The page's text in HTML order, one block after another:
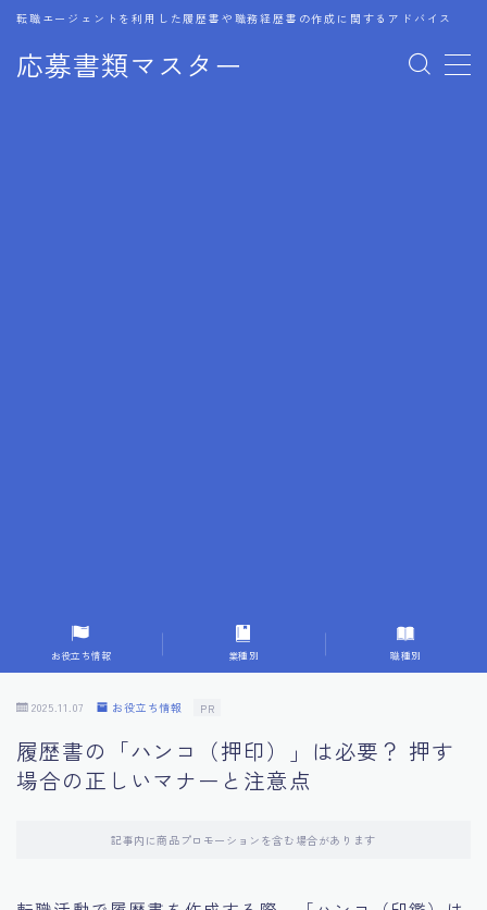
応募書類マスター
転職エージェントを利用した履歴書や職務経歴書の作成に関するアドバイス
MENU
9.転職成功者の事例分析とアドバイス
10.面接官に好印象を与える方法
11.キャリアアップを目指す人の応募書類
お役立ち情報 業種別 職種別
2025.11.07 お役立ち情報 PR
履歴書の「ハンコ（押印）」は必要？ 押す
場合の正しいマナーと注意点
記事内に商品プロモーションを含む場合があります